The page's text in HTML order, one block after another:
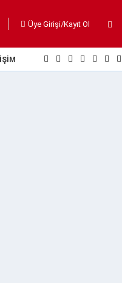
Üye Girişi/Kayıt Ol